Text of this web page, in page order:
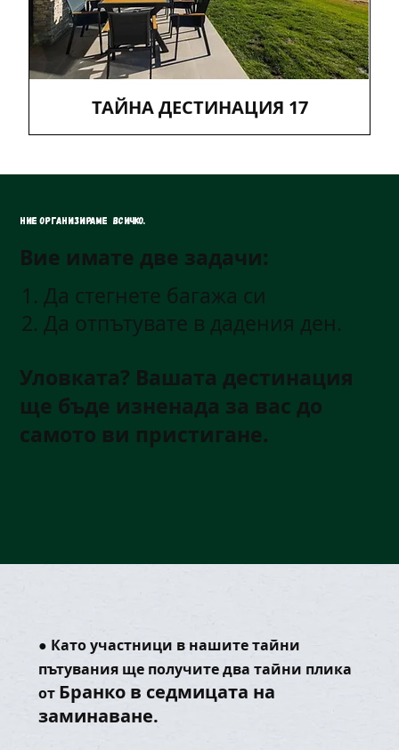
ТАЙНА ДЕСТИНАЦИЯ 17
Уловката? Вашата дестинация
ще бъде изненада за вас до
самото ви пристигане.
1. Да стегнете багажа си
2. Да отпътувате в дадения ден.
Вие имате две задачи:
Ние организираме всичко.
● Като участници в нашите тайни
пътувания ще получите два тайни плика
от Бранко в седмицата на
заминаване.